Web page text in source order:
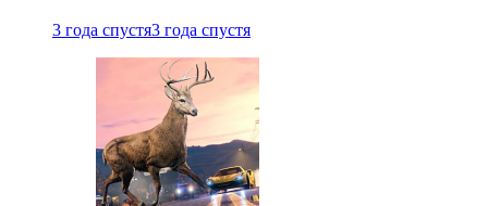
3 года спустя3 года спустя